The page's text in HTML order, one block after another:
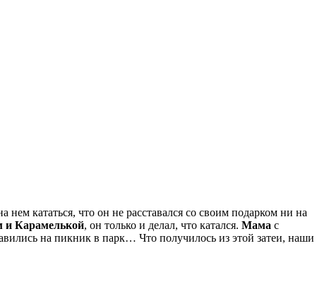
нем кататься, что он не расставался со своим подарком ни на
и Карамелькой, он только и делал, что катался. Мама с
на пикник в парк… Что получилось из этой затеи, наши